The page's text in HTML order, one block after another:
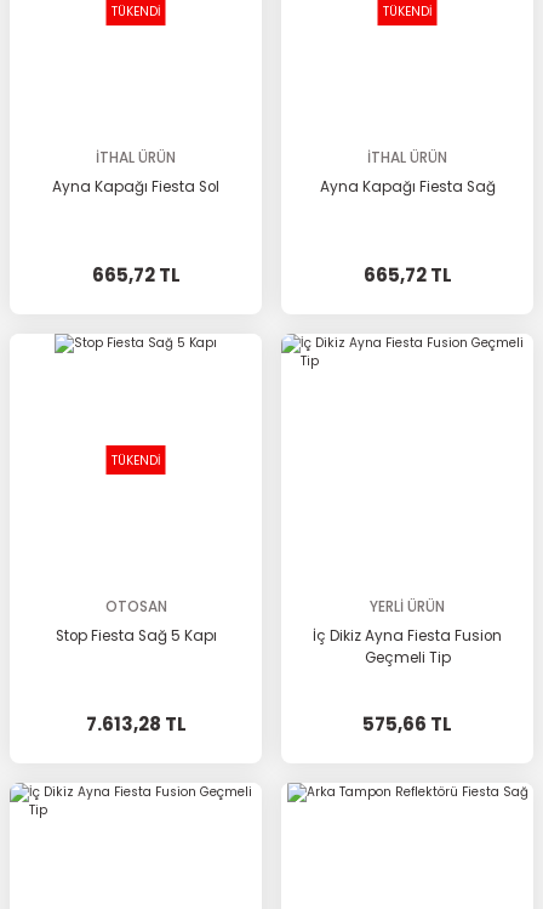
TÜKENDİ
İTHAL ÜRÜN
Ayna Kapağı Fiesta Sol
665,72 TL
TÜKENDİ
İTHAL ÜRÜN
Ayna Kapağı Fiesta Sağ
665,72 TL
TÜKENDİ
OTOSAN
Stop Fiesta Sağ 5 Kapı
7.613,28 TL
YERLİ ÜRÜN
İç Dikiz Ayna Fiesta Fusion
Geçmeli Tip
575,66 TL